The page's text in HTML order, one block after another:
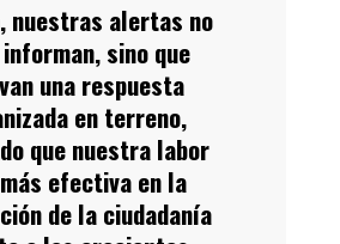
nuestras alertas no
sino que
una respuesta
en terreno,
que nuestra labor
efectiva en la
de la ciudadanía